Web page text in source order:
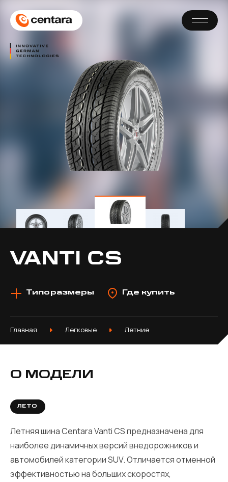
VANTI CS
Типоразмеры Где купить
Главная Легковые Летние
О МОДЕЛИ
ЛЕТО
Летняя шина Centara Vanti CS предназначена для
наиболее динамичных версий внедорожников и
автомобилей категории SUV. Отличается отменной
эффективностью на больших скоростях,